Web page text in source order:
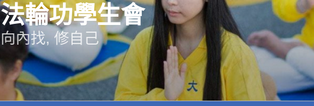
法輪功學生會
向內找, 修自己